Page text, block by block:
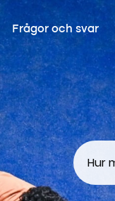
Frågor och svar
Hur